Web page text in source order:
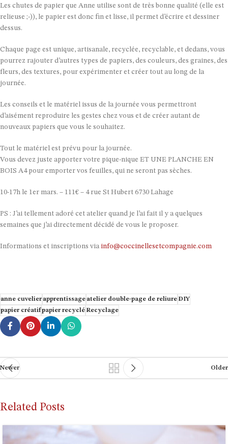
Les chutes de papier que Anne utilise sont de très bonne qualité (elle est
relieuse ;-)), le papier est donc fin et lisse, il permet d’écrire et dessiner
dessus.
Chaque page est unique, artisanale, recyclée, recyclable, et dedans, vous
pourrez rajouter d’autres types de papiers, des couleurs, des graines, des
fleurs, des textures, pour expérimenter et créer tout au long de la
journée.
Les conseils et le matériel issus de la journée vous permettront
d’aisément reproduire les gestes chez vous et de créer autant de
nouveaux papiers que vous le souhaitez.
Tout le matériel est prévu pour la journée.
Vous devez juste apporter votre pique-nique ET UNE PLANCHE EN
BOIS A4 pour emporter vos feuilles, qui ne seront pas sèches.
10-17h le 1er mars. – 111€ – 4 rue St Hubert 6730 Lahage
PS : J’ai tellement adoré cet atelier quand je l’ai fait il y a quelques
semaines que j’ai directement décidé de vous le proposer.
Informations et inscriptions via info@coccinellesetcompagnie.com
anne cuvelierapprentissageatelier double-page de reliureDIY
papier créatifpapier recycléRecyclage
Newer Older
Related Posts